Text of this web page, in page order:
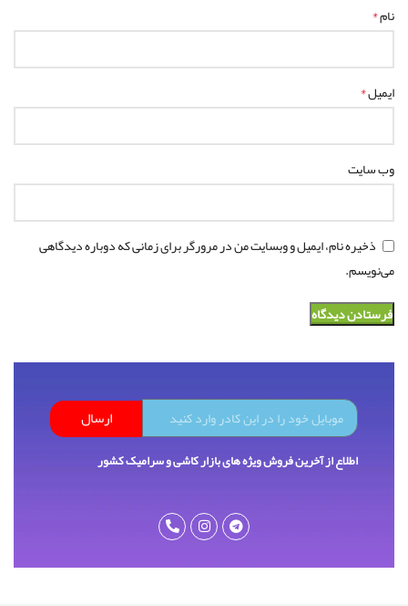
نام*
ایمیل*
وب‌ سایت
ذخیره نام، ایمیل و وبسایت من در مرورگر برای زمانی که دوباره دیدگاهی
می‌نویسم.
ارسال
اطلاع از آخرین فروش ویژه های بازار کاشی و سرامیک کشور